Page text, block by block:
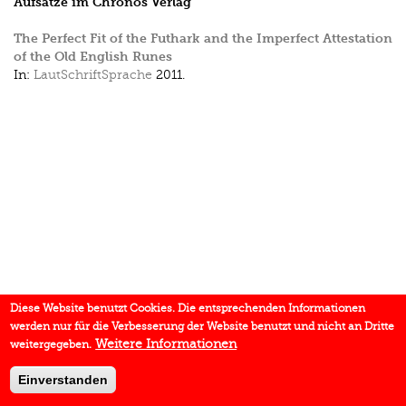
The Perfect Fit of the Futhark and the Imperfect Attestation
of the Old English Runes
In: LautSchriftSprache 2011.
Diese Website benutzt Cookies. Die entsprechenden Informationen
werden nur für die Verbesserung der Website benutzt und nicht an Dritte
weitergegeben. Weitere Informationen
Einverstanden